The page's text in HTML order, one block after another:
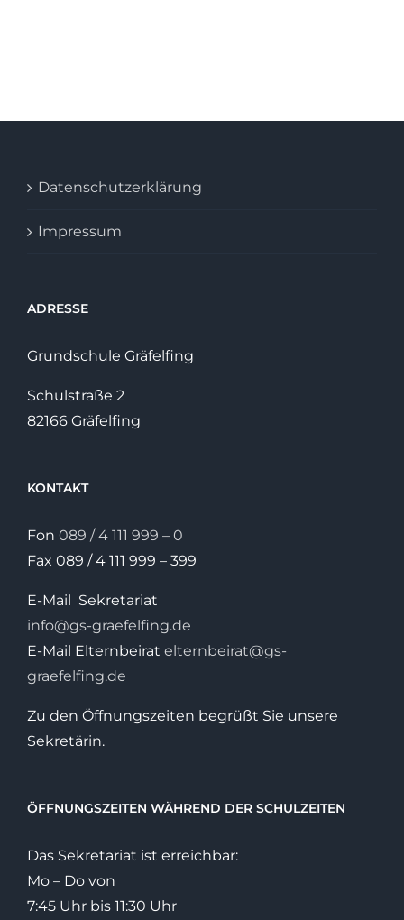
Datenschutzerklärung
Impressum
ADRESSE
Grundschule Gräfelfing
Schulstraße 2
82166 Gräfelfing
KONTAKT
Fon 089 / 4 111 999 – 0
Fax 089 / 4 111 999 – 399
E-Mail Sekretariat
info@gs-graefelfing.de
E-Mail Elternbeirat elternbeirat@gs-
graefelfing.de
Zu den Öffnungszeiten begrüßt Sie unsere
Sekretärin.
ÖFFNUNGSZEITEN WÄHREND DER SCHULZEITEN
Das Sekretariat ist erreichbar:
Mo – Do von
7:45 Uhr bis 11:30 Uhr